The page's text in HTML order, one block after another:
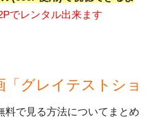
でレンタル出来ます
「グレイテストショ
料で見る方法についてまとめ